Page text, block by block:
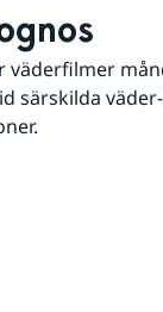
väderfilmer
särskilda